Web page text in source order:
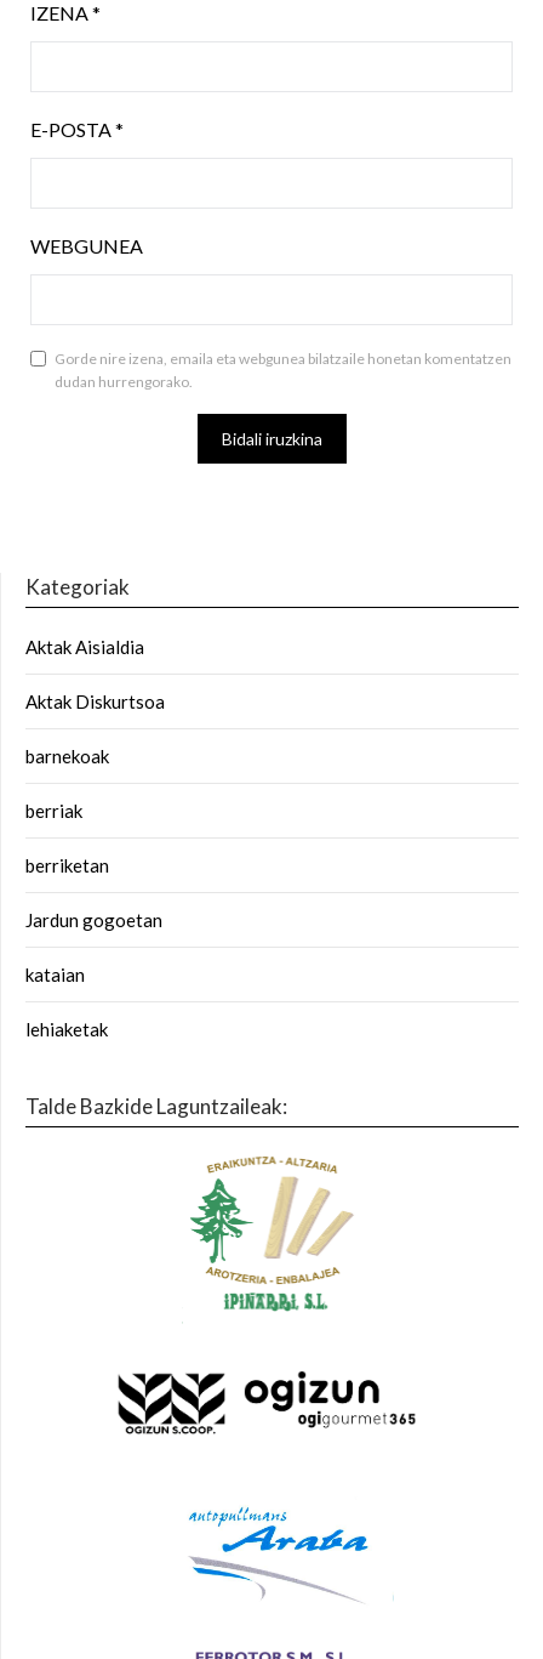
IZENA*
E-POSTA*
WEBGUNEA
Gorde nire izena, emaila eta webgunea bilatzaile honetan komentatzen
dudan hurrengorako.
Kategoriak
Aktak Aisialdia
Aktak Diskurtsoa
barnekoak
berriak
berriketan
Jardun gogoetan
kataian
lehiaketak
Talde Bazkide Laguntzaileak: